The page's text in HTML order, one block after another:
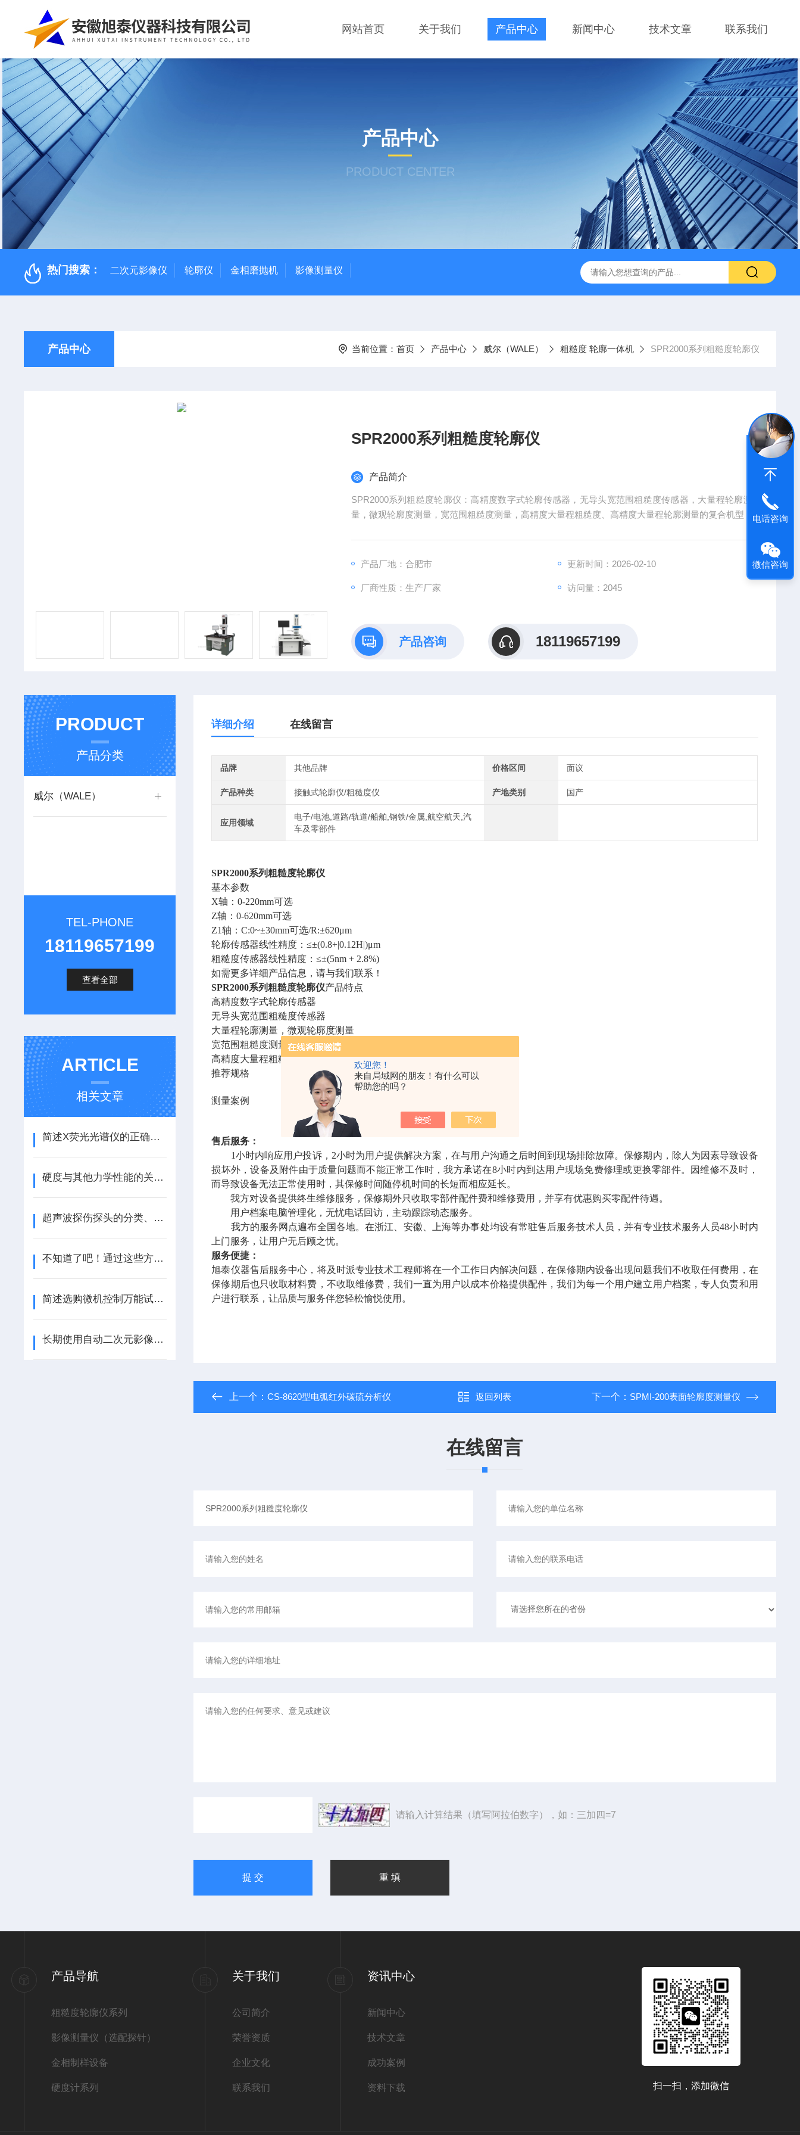
欢迎您！
来自局域网的朋友！有什么可以
帮助您的吗？
网站首页 关于我们 产品中心 新闻中心 技术文章 联系我们
产品中心
PRODUCT CENTER
热门搜索： 二次元影像仪 轮廓仪 金相磨抛机 影像测量仪
产品中心 当前位置： 首页 产品中心 威尔（WALE） 粗糙度 轮廓一体机 SPR2000系列粗糙度轮廓仪
SPR2000系列粗糙度轮廓仪
产品简介
SPR2000系列粗糙度轮廓仪：高精度数字式轮廓传感器，无导头宽范围粗糙度传感器，大量程轮廓测
量，微观轮廓度测量，宽范围粗糙度测量，高精度大量程粗糙度、高精度大量程轮廓测量的复合机型
产品厂地：合肥市 更新时间：2026-02-10
厂商性质：生产厂家 访问量：2045
产品咨询 18119657199
PRODUCT
产品分类
威尔（WALE）
TEL-PHONE
18119657199
查看全部
ARTICLE
相关文章
简述X荧光光谱仪的正确操作步骤
硬度与其他力学性能的关系（ZT）
超声波探伤探头的分类、作用及选用（ZT）
不知道了吧！通过这些方法可使X荧光光谱仪避免误差
简述选购微机控制万能试验机时所需要考虑的主要因素
长期使用自动二次元影像仪后可能会出现的故障解决方法分享
详细介绍 在线留言
品牌 其他品牌 价格区间 面议
产品种类 接触式轮廓仪/粗糙度仪 产地类别 国产
应用领域
电子/电池,道路/轨道/船舶,钢铁/金属,航空航天,汽
车及零部件
SPR2000系列粗糙度轮廓仪
基本参数
X轴：0-220mm可选
Z轴：0-620mm可选
Z1轴：C:0~±30mm可选/R:±620μm
轮廓传感器线性精度：≤±(0.8+|0.12H|)μm
粗糙度传感器线性精度：≤±(5nm + 2.8%)
如需更多详细产品信息，请与我们联系！
SPR2000系列粗糙度轮廓仪产品特点
高精度数字式轮廓传感器
无导头宽范围粗糙度传感器
大量程轮廓测量，微观轮廓度测量
宽范围粗糙度测量
高精度大量程粗糙度、高精度大量程轮廓测量的复合机型
推荐规格
测量案例
售后服务：
1小时内响应用户投诉，2小时为用户提供解决方案，在与用户沟通之后时间到现场排除故障。保修期内，除人为因素导致设备
损坏外，设备及附件由于质量问题而不能正常工作时，我方承诺在8小时内到达用户现场免费修理或更换零部件。因维修不及时，
而导致设备无法正常使用时，其保修时间随停机时间的长短而相应延长。
我方对设备提供终生维修服务，保修期外只收取零部件配件费和维修费用，并享有优惠购买零配件待遇。
用户档案电脑管理化 ，无忧电话回访，主动跟踪动态服务。
我方的服务网点遍布全国各地。在浙江、 安徽、上海等办事处均设有常驻售后服务技术人员，并有专业技术服务人员48小时内
上门服务，让用户无后顾之忧。
服务便捷：
旭泰仪器售后服务中心，将及时派专业技术工程师将在一个工作日内解决问题，在保修期内设备出现问题我们不收取任何费用，在
保修期后也只收取材料费，不收取维修费，我们一直为用户以成本价格提供配件，我们为每一个用户建立用户档案，专人负责和用
户进行联系，让品质与服务伴您轻松愉悦使用。
上一个：CS-8620型电弧红外碳硫分析仪 返回列表 下一个： SPMI-200表面轮廓度测量仪
在线留言
请输入计算结果（填写阿拉伯数字），如：三加四=7
产品导航
粗糙度轮廓仪系列
影像测量仪（选配探针）
金相制样设备
硬度计系列
关于我们
公司简介
荣誉资质
企业文化
联系我们
资讯中心
新闻中心
技术文章
成功案例
资料下载 扫一扫，添加微信
电话咨询
微信咨询